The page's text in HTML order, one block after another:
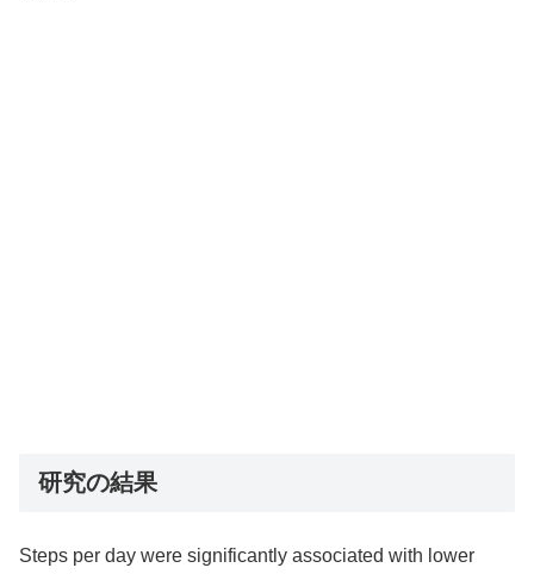
研究の結果
Steps per day were significantly associated with lower